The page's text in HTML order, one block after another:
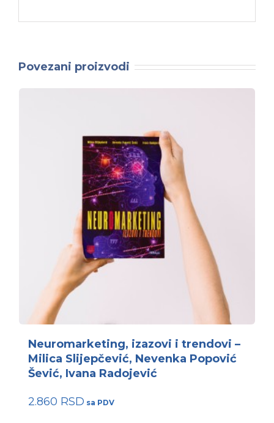
Povezani proizvodi
Neuromarketing, izazovi i trendovi –
Milica Slijepčević, Nevenka Popović
Šević, Ivana Radojević
2.860 RSD